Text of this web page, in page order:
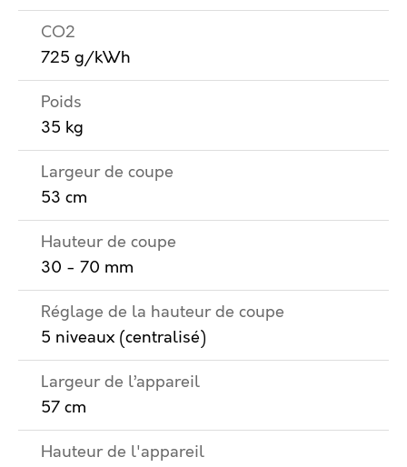
CO2
725 g/kWh
Poids
35 kg
Largeur de coupe
53 cm
Hauteur de coupe
30 - 70 mm
Réglage de la hauteur de coupe
5 niveaux (centralisé)
Largeur de l’appareil
57 cm
Hauteur de l'appareil